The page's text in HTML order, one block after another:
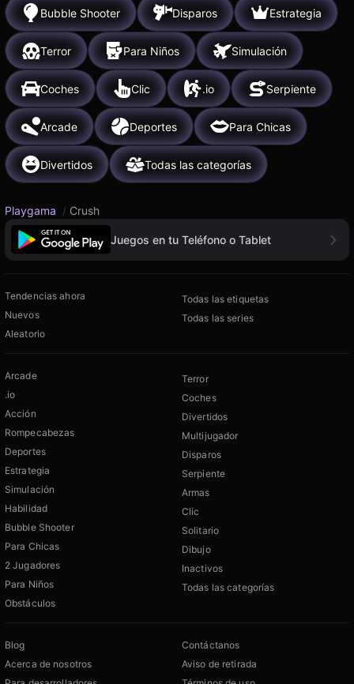
Bubble Shooter Disparos Estrategia
Terror Para Niños Simulación
Coches Clic .io Serpiente
Arcade Deportes Para Chicas
Divertidos Todas las categorías
Playgama / Crush
Juegos en tu Teléfono o Tablet
Tendencias ahora
Nuevos
Aleatorio
Todas las etiquetas
Todas las series
Arcade
.io
Acción
Rompecabezas
Deportes
Estrategia
Simulación
Habilidad
Bubble Shooter
Para Chicas
2 Jugadores
Para Niños
Obstáculos
Terror
Coches
Divertidos
Multijugador
Disparos
Serpiente
Armas
Clic
Solitario
Dibujo
Inactivos
Todas las categorías
Blog
Acerca de nosotros
Contáctanos
Aviso de retirada